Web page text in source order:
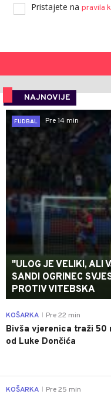
Pristajete na pravila
NAJNOVIJE
FUDBAL
Pre 14 min
"ULOG JE VELIKI, ALI
SANDI OGRINEC
PROTIV VITEBSKA
KOŠARKA Pre 22 min
Bivša vjerenica traži 50
od Luke Dončića
KOŠARKA Pre 25 min